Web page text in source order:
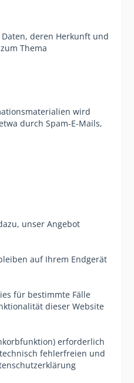
deren Herkunft und
Thema
wird
durch Spam-E-Mails,
unser Angebot
auf Ihrem Endgerät
für bestimmte Fälle
dieser Website
erforderlich
fehlerfreien und